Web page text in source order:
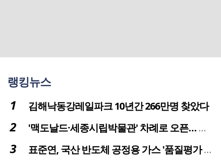
랭킹뉴스
김해낙동강레일파크 10년간 266만명 찾았다
'맥도날드·세종시립박물관' 차례로 오픈… 고운동 정주여건 좋아진다
표준연, 국산 반도체 공정용 가스 '품질평가 체계' 구축